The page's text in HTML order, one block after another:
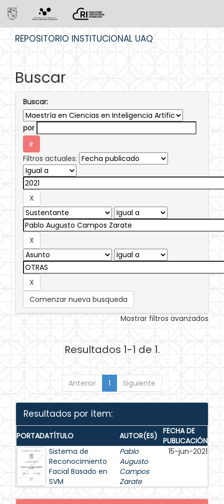
REPOSITORIO INSTITUCIONAL UAQ
Buscar
Buscar:
por
Filtros actuales:
Comenzar nueva busqueda
Mostrar filtros avanzados
Resultados 1-1 de 1.
Anterior 1 Siguiente
Resultados por ítem:
PORTADATÍTULO AUTOR(ES) FECHA DE
PUBLICACIÓN
Sistema de
Reconocimiento
Facial Basado en
SVM
Pablo
Augusto
Campos
Zarate
15-jun-2021